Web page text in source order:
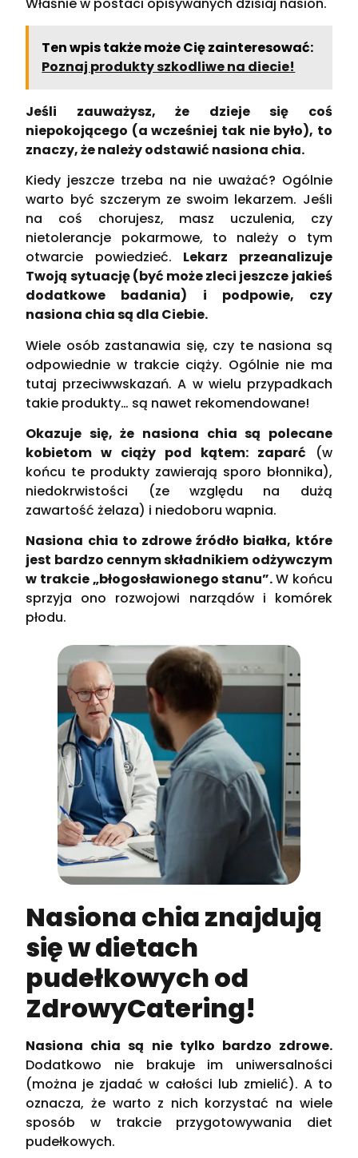
Właśnie w postaci opisywanych dzisiaj nasion.
Ten wpis także może Cię zainteresować:
Poznaj produkty szkodliwe na diecie!
Jeśli zauważysz, że dzieje się coś
niepokojącego (a wcześniej tak nie było), to
znaczy, że należy odstawić nasiona chia.
Kiedy jeszcze trzeba na nie uważać? Ogólnie
warto być szczerym ze swoim lekarzem. Jeśli
na coś chorujesz, masz uczulenia, czy
nietolerancje pokarmowe, to należy o tym
otwarcie powiedzieć. Lekarz przeanalizuje
Twoją sytuację (być może zleci jeszcze jakieś
dodatkowe badania) i podpowie, czy
nasiona chia są dla Ciebie.
Wiele osób zastanawia się, czy te nasiona są
odpowiednie w trakcie ciąży. Ogólnie nie ma
tutaj przeciwwskazań. A w wielu przypadkach
takie produkty… są nawet rekomendowane!
Okazuje się, że nasiona chia są polecane
kobietom w ciąży pod kątem: zaparć (w
końcu te produkty zawierają sporo błonnika),
niedokrwistości (ze względu na dużą
zawartość żelaza) i niedoboru wapnia.
Nasiona chia to zdrowe źródło białka, które
jest bardzo cennym składnikiem odżywczym
w trakcie „błogosławionego stanu”.W końcu
sprzyja ono rozwojowi narządów i komórek
płodu.
Nasiona chia znajdują
się w dietach
pudełkowych od
ZdrowyCatering!
Nasiona chia są nie tylko bardzo zdrowe.
Dodatkowo nie brakuje im uniwersalności
(można je zjadać w całości lub zmielić). A to
oznacza, że warto z nich korzystać na wiele
sposób w trakcie przygotowywania diet
pudełkowych.